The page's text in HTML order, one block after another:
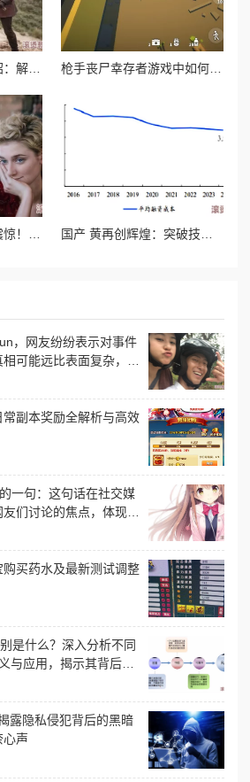
枪手丧尸幸存者游戏中如何获取强力武器火箭筒攻略
欧美夫妻性生活片：震惊！知名导演曝出行业潜规则，背后隐藏的秘密让人难以置信！ 国产 黄再创辉煌：突破技术壁垒，海外市场迎来爆发性增长，极大推动经济发展！
，网友纷纷表示对事件
可能远比表面复杂，引
常副本奖励全解析与高效
一句：这句话在社交媒
们讨论的焦点，体现了
鸣
买药水及最新测试调整
是什么？深入分析不同
与应用，揭示其背后的
露隐私侵犯背后的黑暗
心声